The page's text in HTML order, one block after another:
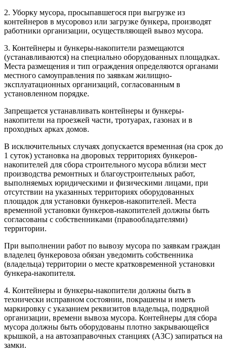
2. Уборку мусора, просыпавшегося при выгрузке из
контейнеров в мусоровоз или загрузке бункера, производят
работники организации, осуществляющей вывоз мусора.
3. Контейнеры и бункеры-накопители размещаются
(устанавливаются) на специально оборудованных площадках.
Места размещения и тип ограждения определяются органами
местного самоуправления по заявкам жилищно-
эксплуатационных организаций, согласованным в
установленном порядке.
Запрещается устанавливать контейнеры и бункеры-
накопители на проезжей части, тротуарах, газонах и в
проходных арках домов.
В исключительных случаях допускается временная (на срок до
1 суток) установка на дворовых территориях бункеров-
накопителей для сбора строительного мусора вблизи мест
производства ремонтных и благоустроительных работ,
выполняемых юридическими и физическими лицами, при
отсутствии на указанных территориях оборудованных
площадок для установки бункеров-накопителей. Места
временной установки бункеров-накопителей должны быть
согласованы с собственниками (правообладателями)
территории.
При выполнении работ по вывозу мусора по заявкам граждан
владелец бункеровоза обязан уведомить собственника
(владельца) территории о месте кратковременной установки
бункера-накопителя.
4. Контейнеры и бункеры-накопители должны быть в
технически исправном состоянии, покрашены и иметь
маркировку с указанием реквизитов владельца, подрядной
организации, времени вывоза мусора. Контейнеры для сбора
мусора должны быть оборудованы плотно закрывающейся
крышкой, а на автозаправочных станциях (АЗС) запираться на
замки.